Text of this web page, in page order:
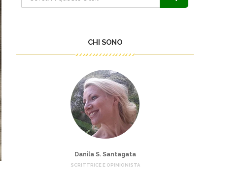
CHI SONO
Danila S. Santagata
SCRITTRICE E OPINIONISTA